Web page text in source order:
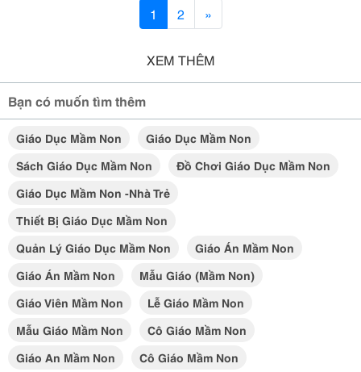
1 2 »
XEM THÊM
Bạn có muốn tìm thêm
Giáo Dục Mầm Non
Giáo Dục Mầm Non
Sách Giáo Dục Mầm Non
Đồ Chơi Giáo Dục Mầm Non
Giáo Dục Mầm Non -nhà Trẻ
Thiết Bị Giáo Dục Mầm Non
Quản Lý Giáo Dục Mầm Non
Giáo Án Mầm Non
Giáo Án Mầm Non
Mẫu Giáo (mầm Non)
Giáo Viên Mầm Non
Lễ Giáo Mầm Non
Mẫu Giáo Mầm Non
Cô Giáo Mầm Non
Giáo An Mầm Non
Cô Giáo Mầm Non